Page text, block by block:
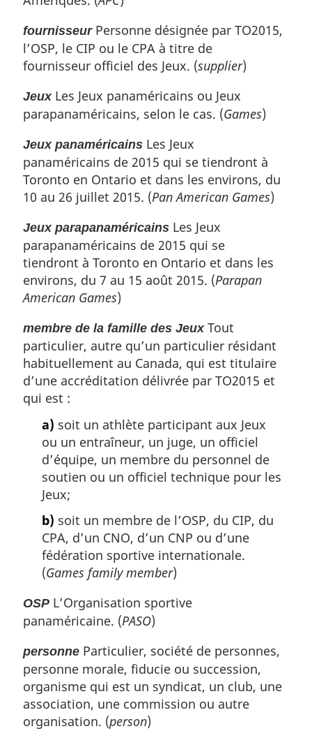
e
b
s
d
p
a
e
e
b
a
s
e
p
g
e
fournisseurPersonne désignée par TO2015,
l’OSP, le CIP ou le CPA à titre de
fournisseur officiel des Jeux. (supplier)
JeuxLes Jeux panaméricains ou Jeux
parapanaméricains, selon le cas. (Games)
Jeux panaméricains Les Jeux
panaméricains de 2015 qui se tiendront à
Toronto en Ontario et dans les environs, du
10 au 26 juillet 2015. (Pan American Games)
Jeux parapanaméricains Les Jeux
parapanaméricains de 2015 qui se
tiendront à Toronto en Ontario et dans les
environs, du 7 au 15 août 2015. (Parapan
American Games)
membre de la famille des JeuxTout
particulier, autre qu’un particulier résidant
habituellement au Canada, qui est titulaire
d’une accréditation délivrée par TO2015 et
qui est :
a) soit un athlète participant aux Jeux
ou un entraîneur, un juge, un officiel
d’équipe, un membre du personnel de
soutien ou un officiel technique pour les
Jeux;
b) soit un membre de l’OSP, du CIP, du
CPA, d’un CNO, d’un CNP ou d’une
fédération sportive internationale.
(Games family member)
OSP L’Organisation sportive
panaméricaine. (PASO)
personne Particulier, société de personnes,
personne morale, fiducie ou succession,
organisme qui est un syndicat, un club, une
association, une commission ou autre
organisation. (person)